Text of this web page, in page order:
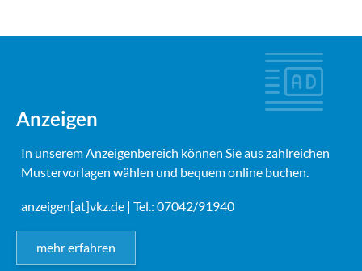
Anzeigen
In unserem Anzeigenbereich können Sie aus zahlreichen
Mustervorlagen wählen und bequem online buchen.
anzeigen[at]vkz.de | Tel.: 07042/91940
mehr erfahren